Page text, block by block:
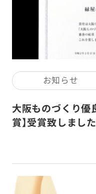
お知らせ
大阪ものづくり優
賞】受賞致しました